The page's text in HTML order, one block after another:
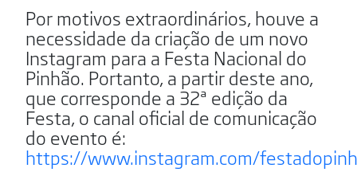
Por motivos extraordinários, houve a
necessidade da criação de um novo
Instagram para a Festa Nacional do
Pinhão. Portanto, a partir deste ano,
que corresponde a 32ª edição da
Festa, o canal oficial de comunicação
do evento é:
https://www.instagram.com/